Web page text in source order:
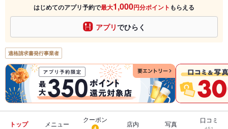
はじめてのアプリ予約で最大1,000円分ポイント もらえる
アプリでひらく
適格請求書発行事業者
トップ メニュー
クーポン
店内 写真 口コミ